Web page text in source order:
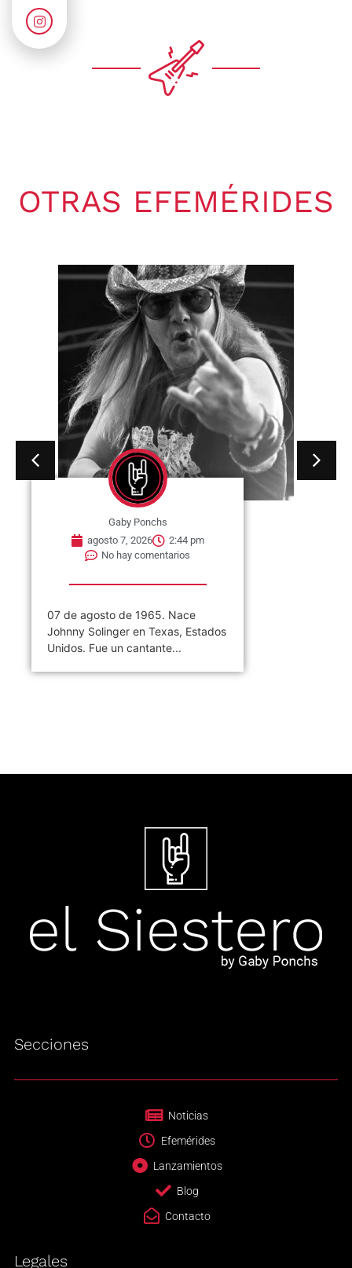
OTRAS EFEMÉRIDES
Gaby Ponchs
agosto 7, 2026
2:44 pm
No hay comentarios
07 de agosto de 1965. Nace
Johnny Solinger en Texas, Estados
Unidos. Fue un cantante...
Secciones
Noticias
Efemérides
Lanzamientos
Blog
Contacto
Legales